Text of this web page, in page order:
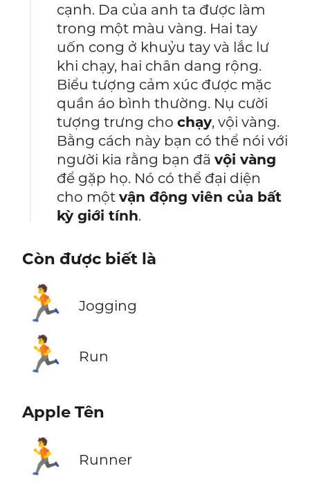
cạnh. Da của anh ta được làm
trong một màu vàng. Hai tay
uốn cong ở khuỷu tay và lắc lư
khi chạy, hai chân dang rộng.
Biểu tượng cảm xúc được mặc
quần áo bình thường. Nụ cười
tượng trưng chochạy, vội vàng.
Bằng cách này bạn có thể nói với
người kia rằng bạn đãvội vàng
để gặp họ. Nó có thể đại diện
cho mộtvận động viên của bất
kỳ giới tính.
Còn được biết là
🏃 Jogging
🏃 Run
Apple Tên
🏃 Runner